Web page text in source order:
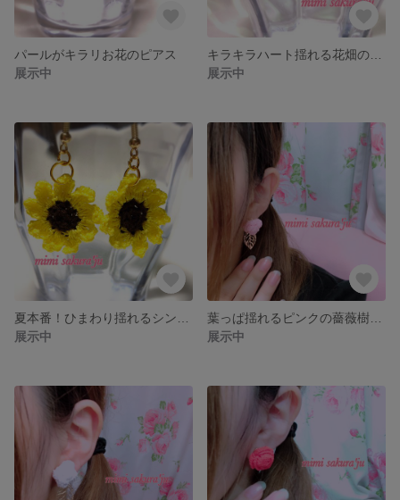
パールがキラリお花のピアス
展示中
展示中
展示中
展示中